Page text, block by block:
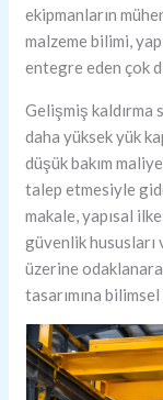
ekipmanların
malzeme bilimi,
entegre eden çok
Gelişmiş
daha yüksek yük
düşük bakım
talep etmesiyle
makale, yapısal
güvenlik
üzerine
tasarımına